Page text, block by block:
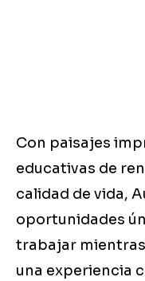
Con paisajes
educativas de
calidad de vida,
oportunidades
trabajar
una experiencia